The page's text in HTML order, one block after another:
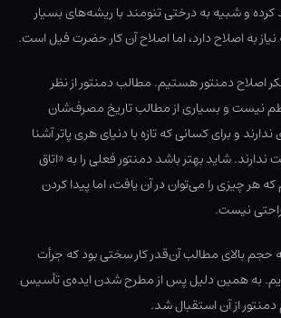
و شبیه به درختی تنومند با ریشه‌های بسیار
به اصلاح دارد، اما اصلاح آن کار حضرت فیل است.
اصلاح دمنتور هستیم. مطالب دمنتور از نظر
نیست و بسیاری از مطالب تاریخ مصرف‌شان
و برای کسانی که تازه با دنیای هری پاتر آشنا
شاید بهتر باشد دمنتور فعلی را به «اتاق
هر چیزی را می‌توان در آن یافت، اما پیدا کردن
نیست.
حجم بالای مطالب آن‌قدر کار سختی بود که جرأت
به همین دلیل پس از مطرح شدن ایده‌ی تأسیس
از آن استقبال شد.